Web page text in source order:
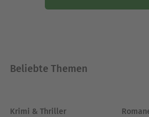
Beliebte Themen
Krimi & Thriller